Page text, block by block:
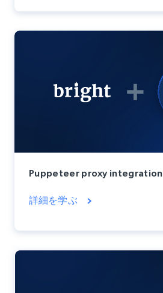
Puppeteer proxy integration
詳細を学ぶ